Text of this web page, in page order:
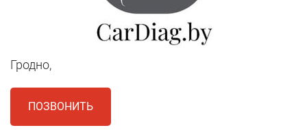
Гродно,
ПОЗВОНИТЬ